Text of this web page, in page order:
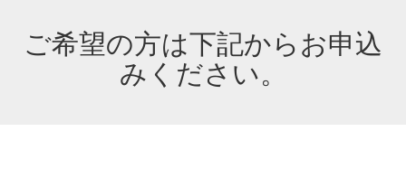
ご希望の方は下記からお申込
みください。